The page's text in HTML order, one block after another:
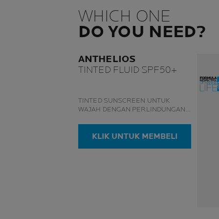
WHICH ONE
DO YOU NEED?
ANTHELIOS
TINTED FLUID SPF50+
TINTED SUNSCREEN UNTUK
WAJAH DENGAN PERLINDUNGAN
HASIL AKHIR YANG RINGAN.
KLIK UNTUK MEMBELI